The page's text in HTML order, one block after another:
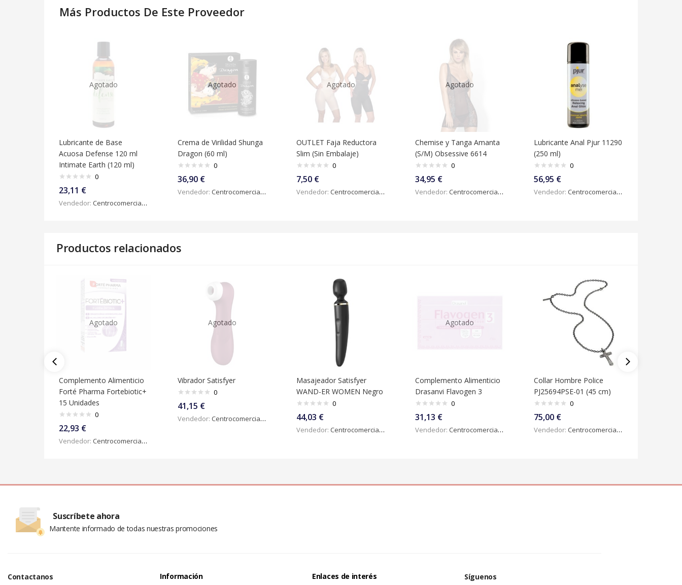
Más Productos De Este Proveedor
Agotado
Lubricante de Base
Acuosa Defense 120 ml
Intimate Earth (120 ml)
0
23,11 €
Vendedor: Centrocomercialdigital
Agotado
Crema de Virilidad Shunga
Dragon (60 ml)
0
36,90 €
Vendedor: Centrocomercialdigital
Agotado
OUTLET Faja Reductora
Slim (Sin Embalaje)
0
7,50 €
Vendedor: Centrocomercialdigital
Agotado
Chemise y Tanga Amanta
(S/M) Obsessive 6614
0
34,95 €
Vendedor: Centrocomercialdigital
Lubricante Anal Pjur 11290
(250 ml)
0
56,95 €
Vendedor: Centrocomercialdigital
Productos relacionados
Agotado
Complemento Alimenticio
Forté Pharma Fortebiotic+
15 Unidades
0
22,93 €
Vendedor: Centrocomercialdigital
Agotado
Vibrador Satisfyer
0
41,15 €
Vendedor: Centrocomercialdigital
Masajeador Satisfyer
WAND-ER WOMEN Negro
0
44,03 €
Vendedor: Centrocomercialdigital
Agotado
Complemento Alimenticio
Drasanvi Flavogen 3
0
31,13 €
Vendedor: Centrocomercialdigital
Collar Hombre Police
PJ25694PSE-01 (45 cm)
0
75,00 €
Vendedor: Centrocomercialdigital
Suscríbete ahora
Mantente informado de todas nuestras promociones
Contactanos Información Enlaces de interés Síguenos